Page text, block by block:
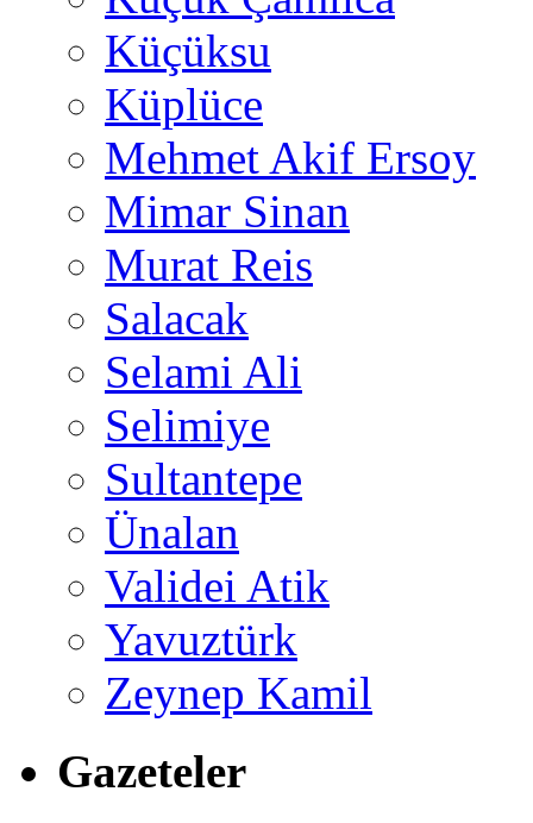
Küçüksu
Küplüce
Mehmet Akif Ersoy
Mimar Sinan
Murat Reis
Salacak
Selami Ali
Selimiye
Sultantepe
Ünalan
Validei Atik
Yavuztürk
Zeynep Kamil
Gazeteler